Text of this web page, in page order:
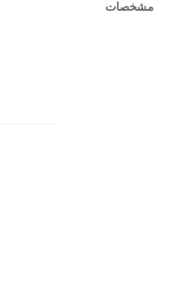
مشخصات